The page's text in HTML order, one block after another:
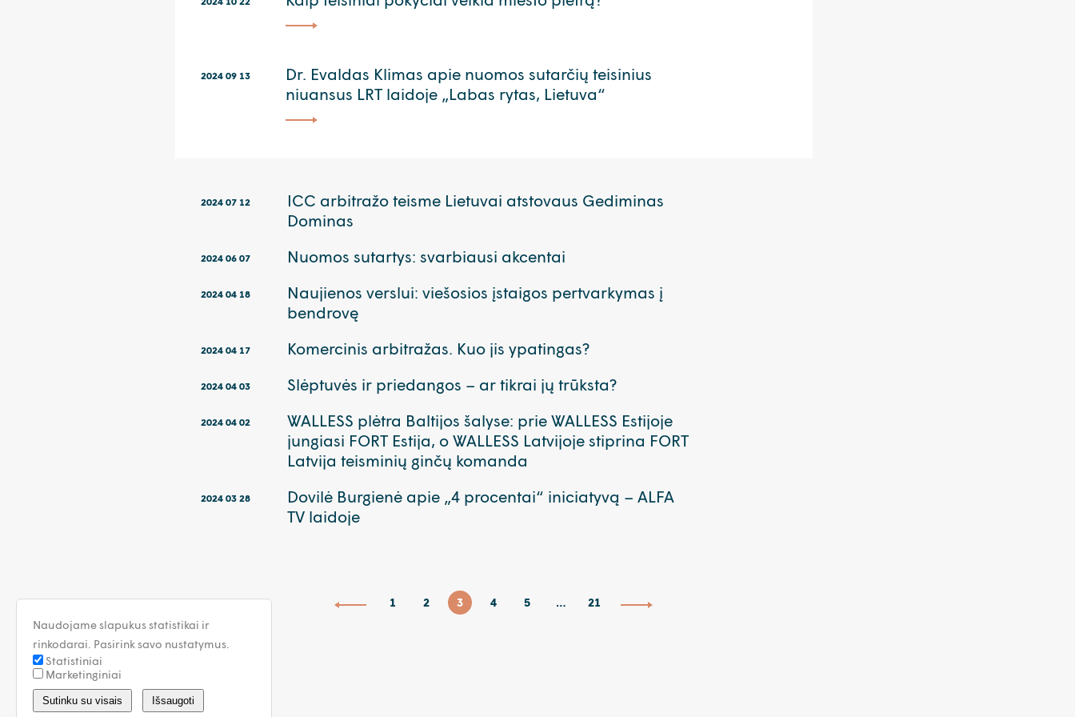
2024 09 13
Dr. Evaldas Klimas apie nuomos sutarčių teisinius
niuansus LRT laidoje „Labas rytas, Lietuva“
2024 07 12
ICC arbitražo teisme Lietuvai atstovaus Gediminas
Dominas
2024 06 07 Nuomos sutartys: svarbiausi akcentai
2024 04 18
Naujienos verslui: viešosios įstaigos pertvarkymas į
bendrovę
2024 04 17 Komercinis arbitražas. Kuo jis ypatingas?
2024 04 03 Slėptuvės ir priedangos – ar tikrai jų trūksta?
2024 04 02
WALLESS plėtra Baltijos šalyse: prie WALLESS Estijoje
jungiasi FORT Estija, o WALLESS Latvijoje stiprina FORT
Latvija teisminių ginčų komanda
2024 03 28
Dovilė Burgienė apie „4 procentai“ iniciatyvą – ALFA
TV laidoje
1 2 3 4 5 …
21
Naudojame slapukus statistikai ir
rinkodarai. Pasirink savo nustatymus.
Statistiniai
Marketinginiai
Sutinku su visais Išsaugoti